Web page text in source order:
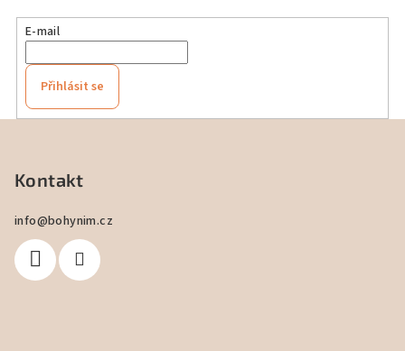
E-mail
Přihlásit se
Kontakt
info@bohynim.cz